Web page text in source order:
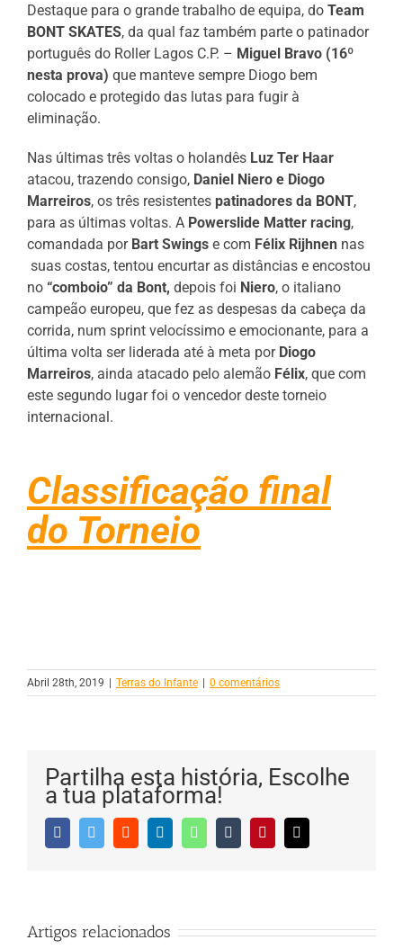
Destaque para o grande trabalho de equipa, do Team
BONT SKATES, da qual faz também parte o patinador
português do Roller Lagos C.P. – Miguel Bravo (16º
nesta prova) que manteve sempre Diogo bem
colocado e protegido das lutas para fugir à
eliminação.
Nas últimas três voltas o holandês Luz Ter Haar
atacou, trazendo consigo, Daniel Niero e Diogo
Marreiros, os três resistentes patinadores da BONT,
para as últimas voltas. A Powerslide Matter racing,
comandada por Bart Swings e com Félix Rijhnen nas
suas costas, tentou encurtar as distâncias e encostou
no “comboio” da Bont, depois foi Niero, o italiano
campeão europeu, que fez as despesas da cabeça da
corrida, num sprint velocíssimo e emocionante, para a
última volta ser liderada até à meta por Diogo
Marreiros, ainda atacado pelo alemão Félix, que com
este segundo lugar foi o vencedor deste torneio
internacional.
Classificação final
do Torneio
Abril 28th, 2019 | Terras do Infante | 0 comentários
Partilha esta história, Escolhe
a tua plataforma!
FacebookTwitter Reddit LinkedInWhatsAppTumblr Pinterest
(necessário
Artigos relacionados